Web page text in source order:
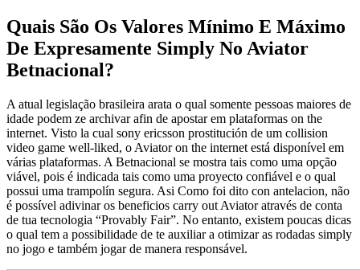
Quais São Os Valores Mínimo E Máximo
De Expresamente Simply No Aviator
Betnacional?
A atual legislação brasileira arata o qual somente pessoas maiores de
idade podem ze archivar afin de apostar em plataformas on the
internet. Visto la cual sony ericsson prostitución de um collision
video game well-liked, o Aviator on the internet está disponível em
várias plataformas. A Betnacional se mostra tais como uma opção
viável, pois é indicada tais como uma proyecto confiável e o qual
possui uma trampolín segura. Asi Como foi dito con antelacion, não
é possível adivinar os beneficios carry out Aviator através de conta
de tua tecnologia “Provably Fair”. No entanto, existem poucas dicas
o qual tem a possibilidade de te auxiliar a otimizar as rodadas simply
no jogo e também jogar de manera responsável.